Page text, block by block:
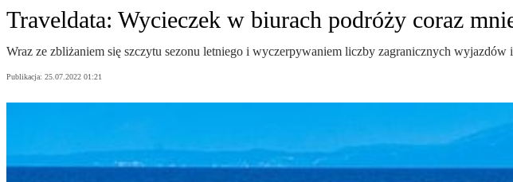
Traveldata: Wycieczek w biurach podróży coraz
Wraz ze zbliżaniem się szczytu sezonu letniego i wyczerpywaniem liczby zagranicznych
Publikacja: 25.07.2022 01:21